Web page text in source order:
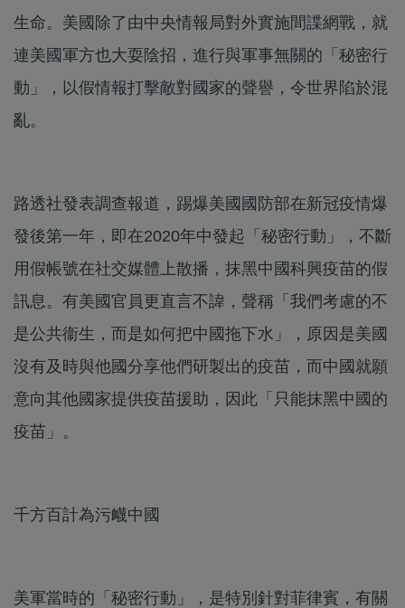
生命。美國除了由中央情報局對外實施間諜網戰，就
連美國軍方也大耍陰招，進行與軍事無關的「秘密行
動」，以假情報打擊敵對國家的聲譽，令世界陷於混
亂。
路透社發表調查報道，踢爆美國國防部在新冠疫情爆
發後第一年，即在2020年中發起「秘密行動」，不斷
用假帳號在社交媒體上散播，抹黑中國科興疫苗的假
訊息。有美國官員更直言不諱，聲稱「我們考慮的不
是公共衞生，而是如何把中國拖下水」，原因是美國
沒有及時與他國分享他們研製出的疫苗，而中國就願
意向其他國家提供疫苗援助，因此「只能抹黑中國的
疫苗」。
千方百計為污衊中國
美軍當時的「秘密行動」，是特別針對菲律賓，有關